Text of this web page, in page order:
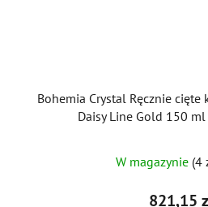
Bohemia Crystal Ręcznie
Daisy Line Gold 150
W magazynie (4
821,15